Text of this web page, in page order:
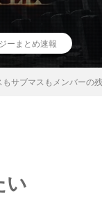
ーまとめ速報
もサブマスもメンバーの
い